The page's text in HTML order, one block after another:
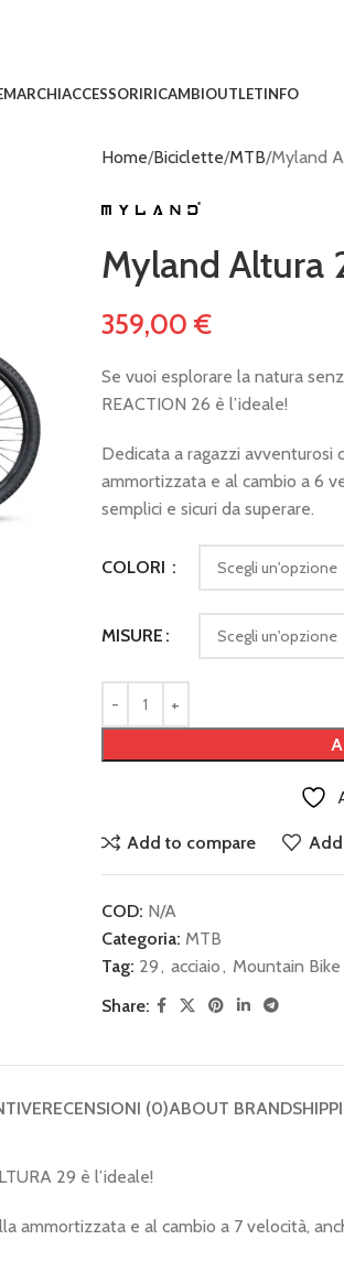
MARCHIACCESSORIRICAMBIOUTLETINFO
Home Biciclette MTB Myland
Myland Altura
359,00 €
Se vuoi esplorare la natura
REACTION 26 è l’ideale!
Dedicata a ragazzi avventurosi
ammortizzata e al cambio a 6
semplici e sicuri da superare.
COLORI
MISURE
Add to compare
COD: N/A
Categoria: MTB
Tag: 29, acciaio, Mountain
Share:
RECENSIONI (0)ABOUT BRAND
29 è l’ideale!
ammortizzata e al cambio a 7 velocità,